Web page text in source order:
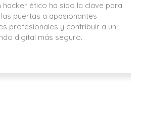
hacker ético ha sido la clave para
puertas a apasionantes
profesionales y contribuir a un
digital más seguro.